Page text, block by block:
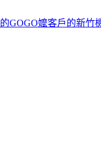
GOGO嬤客戶的新竹